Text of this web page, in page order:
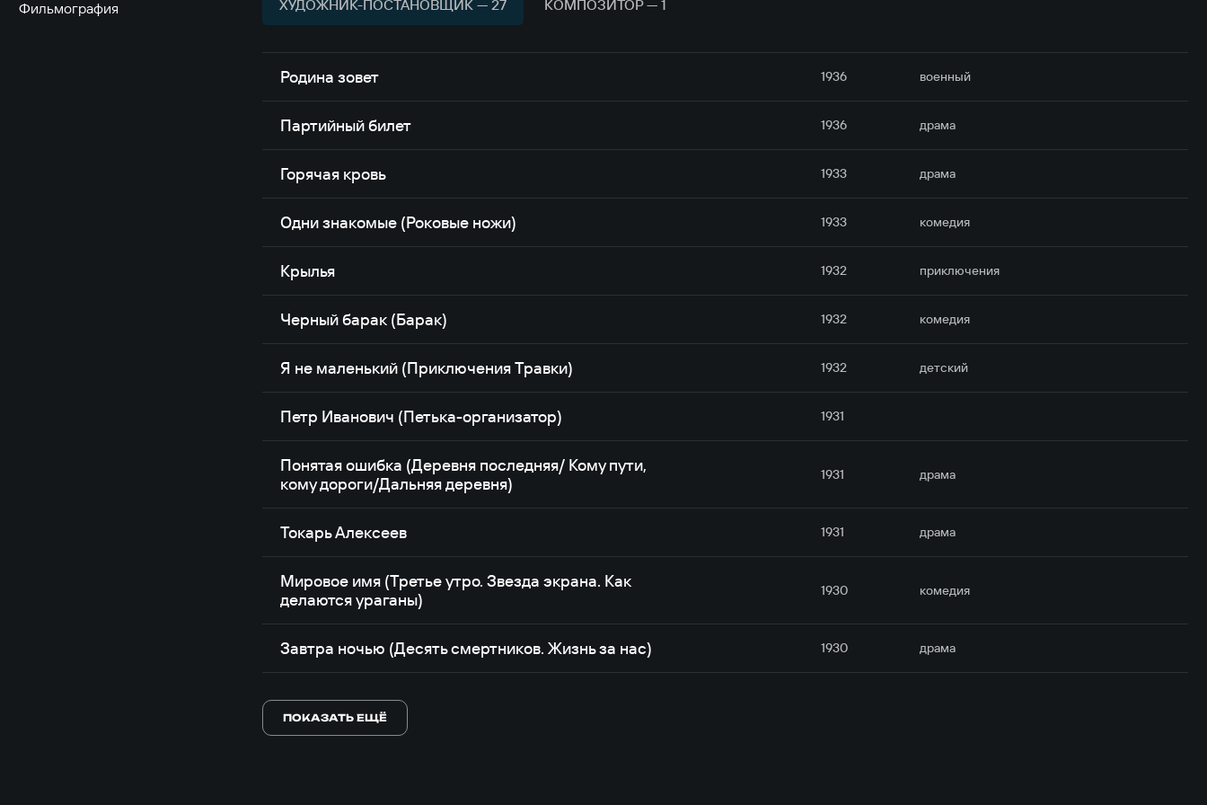
Фильмография ХУДОЖНИК-ПОСТАНОВЩИК — 27 КОМПОЗИТОР — 1
Родина зовет 1936 военный
Партийный билет 1936 драма
Горячая кровь 1933 драма
Одни знакомые (Роковые ножи) 1933 комедия
Крылья 1932 приключе­ния
Черный барак (Барак) 1932 комедия
Я не маленький (Приключения Травки) 1932 детский
Петр Иванович (Петька-организатор) 1931
Понятая ошибка (Деревня последняя/ Кому пути,
кому дороги/Дальняя деревня)
1931 драма
Токарь Алексеев 1931 драма
Мировое имя (Третье утро. Звезда экрана. Как
делаются ураганы)
1930 комедия
Завтра ночью (Десять смертников. Жизнь за нас) 1930 драма
ПОКАЗАТЬ ЕЩЁ